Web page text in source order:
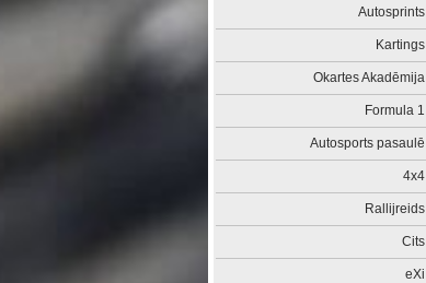
Autosprints
Kartings
Okartes Akadēmija
Formula 1
Autosports pasaulē
4x4
Rallijreids
Cits
eXi